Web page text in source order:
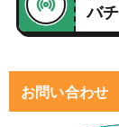
バ
お問い合わせ